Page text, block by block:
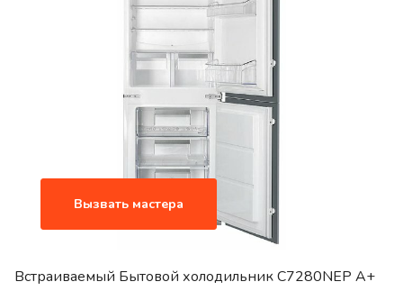
Вызвать мастера
Встраиваемый Бытовой холодильник C7280NEP A+